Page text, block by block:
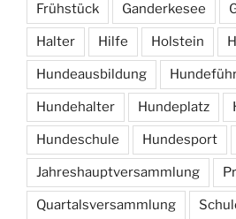
Frühstück Ganderkesee
Halter Hilfe Holstein
Hundeausbildung
Hundehalter Hundeplatz
Hundeschule Hundesport
Jahreshauptversammlung
Quartalsversammlung